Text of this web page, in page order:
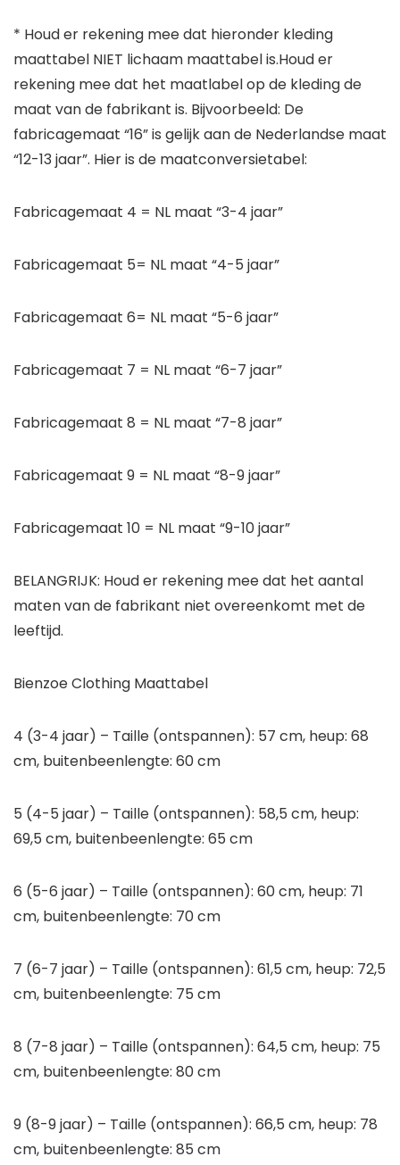
* Houd er rekening mee dat hieronder kleding
maattabel NIET lichaam maattabel is.Houd er
rekening mee dat het maatlabel op de kleding de
maat van de fabrikant is. Bijvoorbeeld: De
fabricagemaat “16” is gelijk aan de Nederlandse maat
“12-13 jaar”. Hier is de maatconversietabel:
Fabricagemaat 4 = NL maat “3-4 jaar”
Fabricagemaat 5= NL maat “4-5 jaar”
Fabricagemaat 6= NL maat “5-6 jaar”
Fabricagemaat 7 = NL maat “6-7 jaar”
Fabricagemaat 8 = NL maat “7-8 jaar”
Fabricagemaat 9 = NL maat “8-9 jaar”
Fabricagemaat 10 = NL maat “9-10 jaar”
BELANGRIJK: Houd er rekening mee dat het aantal
maten van de fabrikant niet overeenkomt met de
leeftijd.
Bienzoe Clothing Maattabel
4 (3-4 jaar) – Taille (ontspannen): 57 cm, heup: 68
cm, buitenbeenlengte: 60 cm
5 (4-5 jaar) – Taille (ontspannen): 58,5 cm, heup:
69,5 cm, buitenbeenlengte: 65 cm
6 (5-6 jaar) – Taille (ontspannen): 60 cm, heup: 71
cm, buitenbeenlengte: 70 cm
7 (6-7 jaar) – Taille (ontspannen): 61,5 cm, heup: 72,5
cm, buitenbeenlengte: 75 cm
8 (7-8 jaar) – Taille (ontspannen): 64,5 cm, heup: 75
cm, buitenbeenlengte: 80 cm
9 (8-9 jaar) – Taille (ontspannen): 66,5 cm, heup: 78
cm, buitenbeenlengte: 85 cm